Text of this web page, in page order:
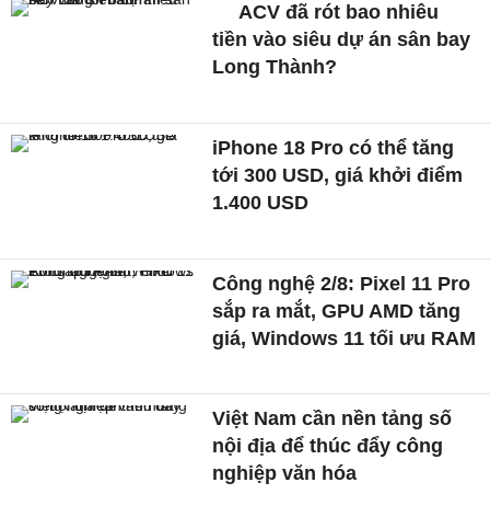
ACV đã rót bao nhiêu
tiền vào siêu dự án sân bay
Long Thành?
iPhone 18 Pro có thể tăng
tới 300 USD, giá khởi điểm
1.400 USD
Công nghệ 2/8: Pixel 11 Pro
sắp ra mắt, GPU AMD tăng
giá, Windows 11 tối ưu RAM
Việt Nam cần nền tảng số
nội địa để thúc đẩy công
nghiệp văn hóa